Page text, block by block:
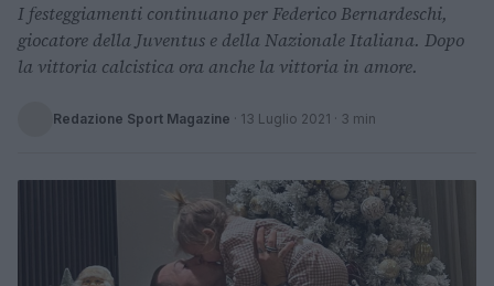
I festeggiamenti continuano per Federico Bernardeschi,
giocatore della Juventus e della Nazionale Italiana. Dopo
la vittoria calcistica ora anche la vittoria in amore.
Redazione Sport Magazine · 13 Luglio 2021 · 3 min